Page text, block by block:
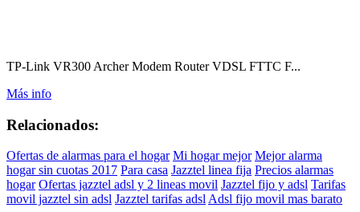
TP-Link VR300 Archer Modem Router VDSL FTTC F...
Más info
Relacionados:
Ofertas de alarmas para el hogar Mi hogar mejor Mejor alarma
hogar sin cuotas 2017 Para casa Jazztel linea fija Precios alarmas
hogar Ofertas jazztel adsl y 2 lineas movil Jazztel fijo y adsl Tarifas
movil jazztel sin adsl Jazztel tarifas adsl Adsl fijo movil mas barato